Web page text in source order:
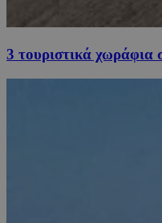
3 τουριστικά χωράφια